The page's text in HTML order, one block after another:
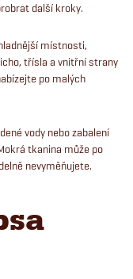
další kroky.
místnosti,
třísla a vnitřní strany
po malých
vody nebo zabalení
tkanina může po
nevyměňujete.